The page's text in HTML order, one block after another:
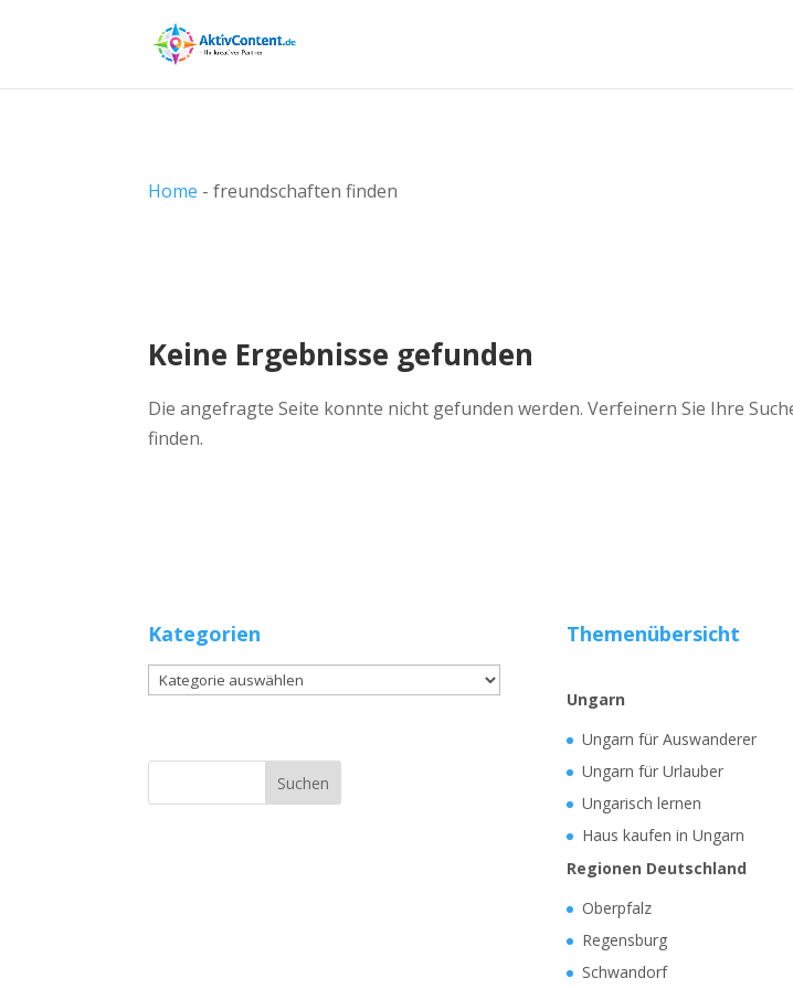
Home -freundschaften finden
Keine Ergebnisse gefunden
Die angefragte Seite konnte nicht gefunden werden. Verfeinern Sie Ihre
finden.
Kategorien
Kategorien
Themenübersicht
Ungarn
Ungarn für Auswanderer
Ungarn für Urlauber
Ungarisch lernen
Haus kaufen in Ungarn
Regionen Deutschland
Oberpfalz
Regensburg
Schwandorf